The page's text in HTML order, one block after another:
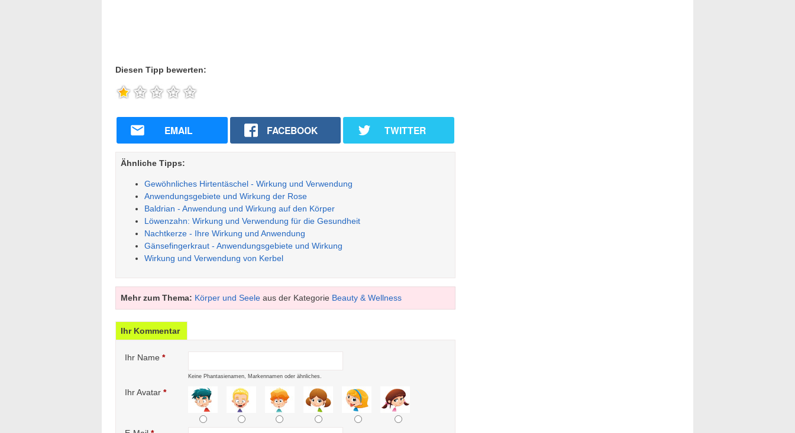
Diesen Tipp bewerten:
EMAIL FACEBOOK TWITTER
Ähnliche Tipps:
Gewöhnliches Hirtentäschel - Wirkung und Verwendung
Anwendungsgebiete und Wirkung der Rose
Baldrian - Anwendung und Wirkung auf den Körper
Löwenzahn: Wirkung und Verwendung für die Gesundheit
Nachtkerze - Ihre Wirkung und Anwendung
Gänsefingerkraut - Anwendungsgebiete und Wirkung
Wirkung und Verwendung von Kerbel
Mehr zum Thema: Körper und Seele aus der Kategorie Beauty & Wellness
Ihr Kommentar
Ihr Name *
Keine Phantasienamen, Markennamen oder ähnliches.
Ihr Avatar *